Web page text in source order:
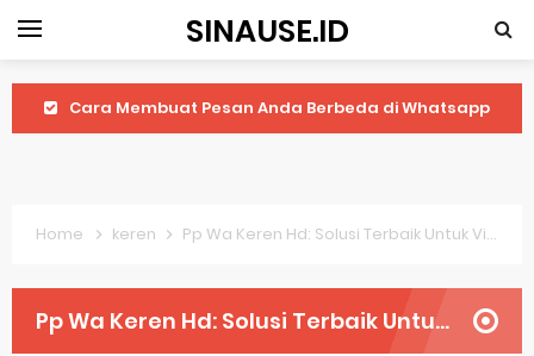
SINAUSE.ID
Cara Membuat Pesan Anda Berbeda di Whatsapp
Harga Laptop Acer Windows 10
Home keren Pp Wa Keren Hd: Solusi Terbaik Untuk Video Call Jarak Jauh
Pp Wa Keren Hd: Solusi Terbaik Untuk Video Call Jarak Jauh